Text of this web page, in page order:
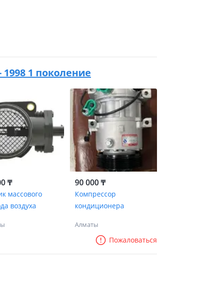
1 поколение
₸
массового
воздуха
90 000 ₸
Компрессор
кондиционера
Алматы
Пожаловаться